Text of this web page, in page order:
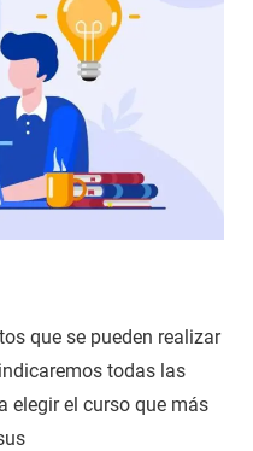
que se pueden realizar
todas las
elegir el curso que más